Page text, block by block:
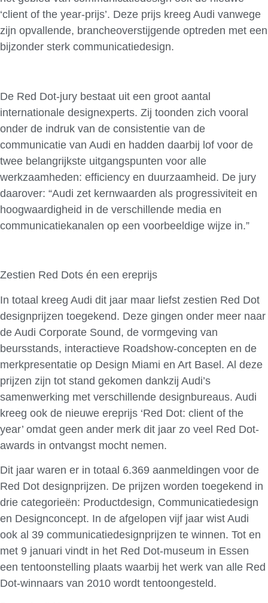
‘client of the year-prijs’. Deze prijs kreeg Audi vanwege
zijn opvallende, brancheoverstijgende optreden met een
bijzonder sterk communicatiedesign.
De Red Dot-jury bestaat uit een groot aantal
internationale designexperts. Zij toonden zich vooral
onder de indruk van de consistentie van de
communicatie van Audi en hadden daarbij lof voor de
twee belangrijkste uitgangspunten voor alle
werkzaamheden: efficiency en duurzaamheid. De jury
daarover: “Audi zet kernwaarden als progressiviteit en
hoogwaardigheid in de verschillende media en
communicatiekanalen op een voorbeeldige wijze in.”
Zestien Red Dots én een ereprijs
In totaal kreeg Audi dit jaar maar liefst zestien Red Dot
designprijzen toegekend. Deze gingen onder meer naar
de Audi Corporate Sound, de vormgeving van
beursstands, interactieve Roadshow-concepten en de
merkpresentatie op Design Miami en Art Basel. Al deze
prijzen zijn tot stand gekomen dankzij Audi’s
samenwerking met verschillende designbureaus. Audi
kreeg ook de nieuwe ereprijs ‘Red Dot: client of the
year’ omdat geen ander merk dit jaar zo veel Red Dot-
awards in ontvangst mocht nemen.
Dit jaar waren er in totaal 6.369 aanmeldingen voor de
Red Dot designprijzen. De prijzen worden toegekend in
drie categorieën: Productdesign, Communicatiedesign
en Designconcept. In de afgelopen vijf jaar wist Audi
ook al 39 communicatiedesignprijzen te winnen. Tot en
met 9 januari vindt in het Red Dot-museum in Essen
een tentoonstelling plaats waarbij het werk van alle Red
Dot-winnaars van 2010 wordt tentoongesteld.